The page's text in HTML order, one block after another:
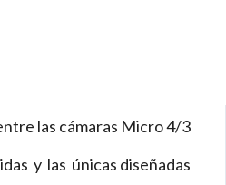
las cámaras Micro 4/3
y las únicas diseñadas